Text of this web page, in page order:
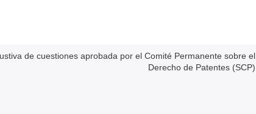
de cuestiones aprobada por el Comité Permanente sobre el
Derecho de Patentes (SCP)